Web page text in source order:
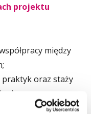
projektu
między
oraz staży
niezbędnych